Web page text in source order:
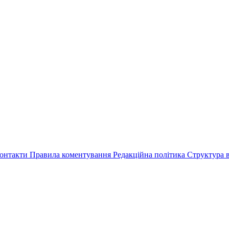
Правила коментування Редакційна політика Структура